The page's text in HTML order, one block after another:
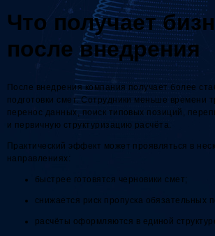
Что получает
после внедрения
После внедрения компания получает более
подготовки смет. Сотрудники меньше времени
перенос данных, поиск типовых позиций,
и первичную структуризацию расчёта.
Практический эффект может проявляться в
направлениях:
быстрее готовятся черновики смет;
снижается риск пропуска обязательных
расчёты оформляются в единой